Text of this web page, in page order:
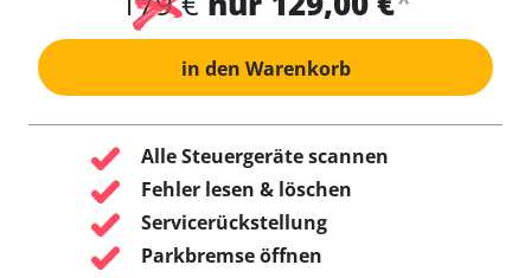
in den Warenkorb
Alle Steuergeräte scannen
Fehler lesen & löschen
Servicerückstellung
Parkbremse öffnen